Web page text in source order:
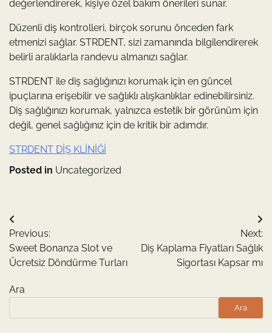
değerlendirerek, kişiye özel bakım önerileri sunar.
Düzenli diş kontrolleri, birçok sorunu önceden fark
etmenizi sağlar. STRDENT, sizi zamanında bilgilendirerek
belirli aralıklarla randevu almanızı sağlar.
STRDENT ile diş sağlığınızı korumak için en güncel
ipuçlarına erişebilir ve sağlıklı alışkanlıklar edinebilirsiniz.
Diş sağlığınızı korumak, yalnızca estetik bir görünüm için
değil, genel sağlığınız için de kritik bir adımdır.
STRDENT DİŞ KLİNİĞİ
Posted in Uncategorized
Yazı
gezinmesi
Previous:
Sweet Bonanza Slot ve
Ücretsiz Döndürme Turları
Next:
Diş Kaplama Fiyatları Sağlık
Sigortası Kapsar mı
Ara
Ara